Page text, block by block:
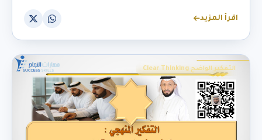
اقرأ المزيد
التفكير الواضح Clear Thinking